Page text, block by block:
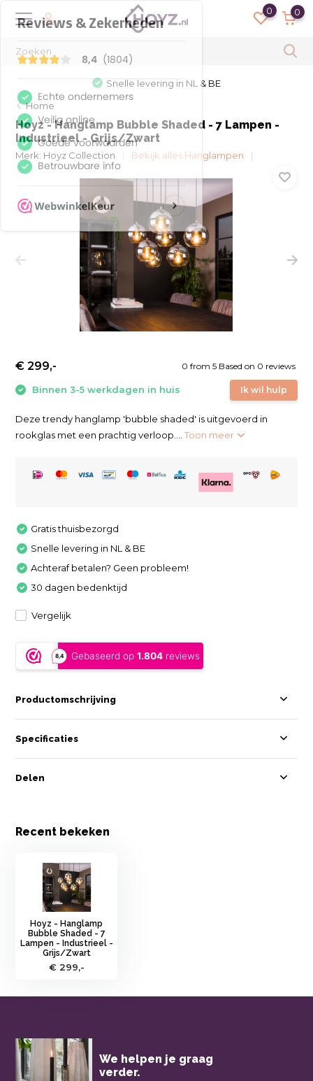
0 0
Snelle levering in NL & BE
Home
Hoyz - Hanglamp Bubble Shaded - 7 Lampen -
Industrieel - Grijs/Zwart
Merk: Hoyz Collection Bekijk alles Hanglampen
0 from 5 Based on 0 reviews
Ik wil hulp
€ 299,-
Binnen 3-5 werkdagen in huis
Deze trendy hanglamp 'bubble shaded' is uitgevoerd in
rookglas met een prachtig verloop....Toon meer
Gratis thuisbezorgd
Snelle levering in NL & BE
Achteraf betalen? Geen probleem!
30 dagen bedenktijd
Vergelijk
Productomschrijving
Specificaties
Delen
Recent bekeken
Hoyz - Hanglamp
Bubble Shaded - 7
Lampen - Industrieel -
Grijs/Zwart
€ 299,-
We helpen je graag
verder.